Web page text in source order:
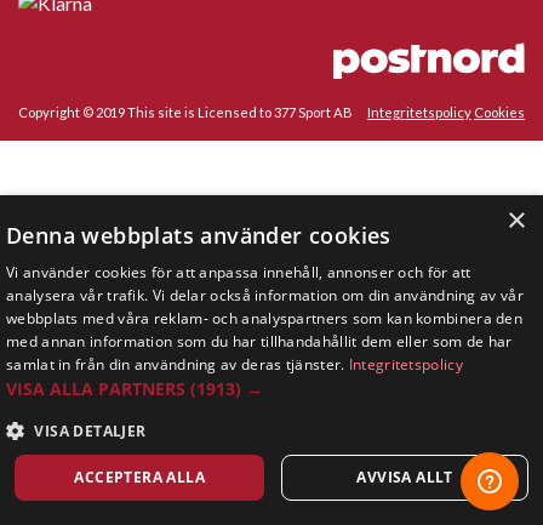
Copyright © 2019 This site is Licensed to 377 Sport AB Integritetspolicy Cookies
×
Denna webbplats använder cookies
Vi använder cookies för att anpassa innehåll, annonser och för att
analysera vår trafik. Vi delar också information om din användning av vår
webbplats med våra reklam- och analyspartners som kan kombinera den
med annan information som du har tillhandahållit dem eller som de har
samlat in från din användning av deras tjänster. Integritetspolicy
VISA ALLA PARTNERS (1913) →
VISA DETALJER
ACCEPTERA ALLA AVVISA ALLT